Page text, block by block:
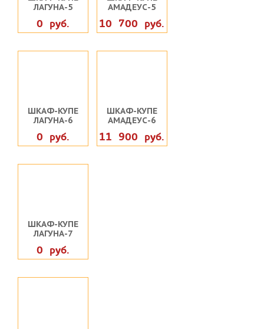
ЛАГУНА-5
0 руб.
АМАДЕУС-5
10 700 руб.
ШКАФ-КУПЕ
ЛАГУНА-6
0 руб.
ШКАФ-КУПЕ
АМАДЕУС-6
11 900 руб.
ШКАФ-КУПЕ
ЛАГУНА-7
0 руб.